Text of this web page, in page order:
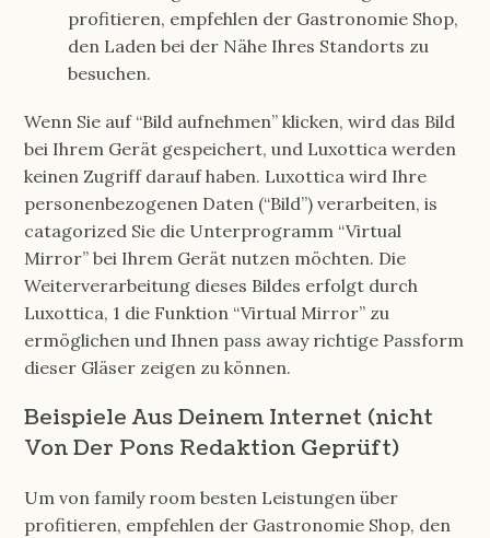
profitieren, empfehlen der Gastronomie Shop,
den Laden bei der Nähe Ihres Standorts zu
besuchen.
Wenn Sie auf “Bild aufnehmen” klicken, wird das Bild
bei Ihrem Gerät gespeichert, und Luxottica werden
keinen Zugriff darauf haben. Luxottica wird Ihre
personenbezogenen Daten (“Bild”) verarbeiten, is
catagorized Sie die Unterprogramm “Virtual
Mirror” bei Ihrem Gerät nutzen möchten. Die
Weiterverarbeitung dieses Bildes erfolgt durch
Luxottica, 1 die Funktion “Virtual Mirror” zu
ermöglichen und Ihnen pass away richtige Passform
dieser Gläser zeigen zu können.
Beispiele Aus Deinem Internet (nicht
Von Der Pons Redaktion Geprüft)
Um von family room besten Leistungen über
profitieren, empfehlen der Gastronomie Shop, den